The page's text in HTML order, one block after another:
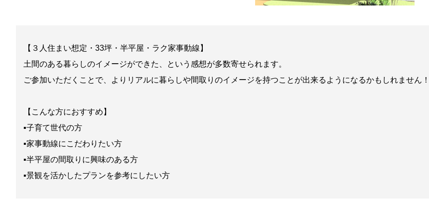
【３人住まい想定・33坪・半平屋・ラク家事動線】
土間のある暮らしのイメージができた、という感想が多数寄せられます。
ご参加いただくことで、よりリアルに暮らしや間取りのイメージを持つことが出来るようになるかもしれません！
【こんな方におすすめ】
▪子育て世代の方
▪家事動線にこだわりたい方
▪半平屋の間取りに興味のある方
▪景観を活かしたプランを参考にしたい方